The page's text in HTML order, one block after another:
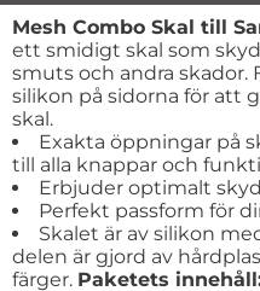
Mesh Combo Skal till
ett smidigt skal som
smuts och andra
silikon på sidorna för att
skal.
Exakta öppningar på
till alla knappar och
Erbjuder optimalt
Perfekt passform för
Skalet är av silikon
delen är gjord av
färger. Paketets